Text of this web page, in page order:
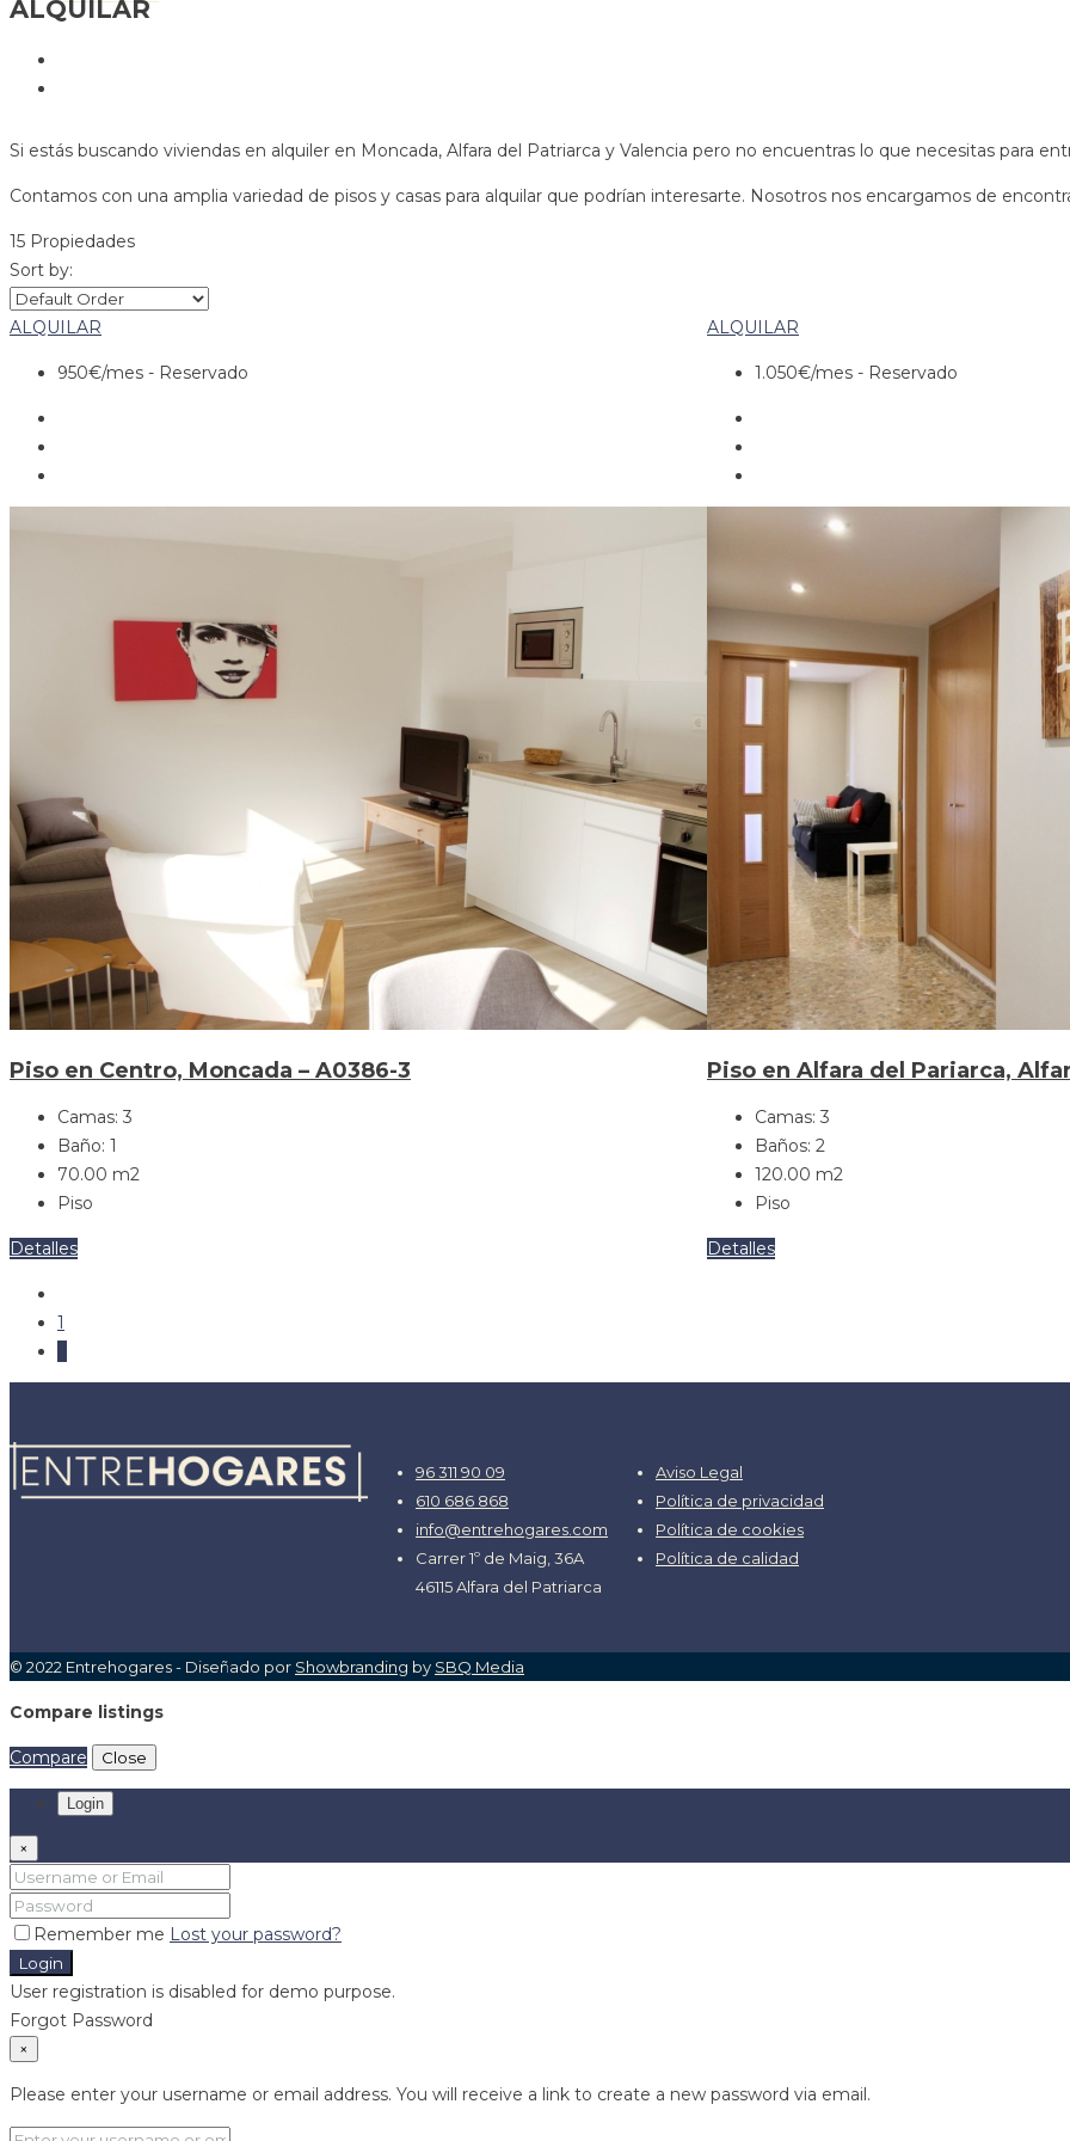
ALQUILAR
Si estás buscando viviendas en alquiler en Moncada, Alfara del Patriarca y Valencia pero no encuentras lo que necesitas para
Contamos con una amplia variedad de pisos y casas para alquilar que podrían interesarte. Nosotros nos encargamos de
15 Propiedades
Sort by:
ALQUILAR
950€/mes - Reservado
Piso en Centro, Moncada – A0386-3
Camas: 3
Baño: 1
70.00 m2
Piso
Detalles
ALQUILAR
1.050€/mes - Reservado
Piso en Alfara del Pariarca,
Camas: 3
Baños: 2
120.00 m2
Piso
Detalles
1
96 311 90 09
610 686 868
info@entrehogares.com
Carrer 1º de Maig, 36A
46115 Alfara del Patriarca
Aviso Legal
Política de privacidad
Política de cookies
Política de calidad
© 2022 Entrehogares - Diseñado por Showbranding by SBQ Media
Compare listings
Compare Close
Login
×
Remember me Lost your password?
Login
User registration is disabled for demo purpose.
Forgot Password
×
Please enter your username or email address. You will receive a link to create a new password via email.